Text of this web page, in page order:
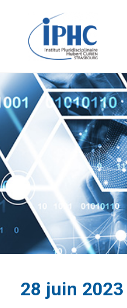
Institut
Curien – IPHC
28 juin 2023